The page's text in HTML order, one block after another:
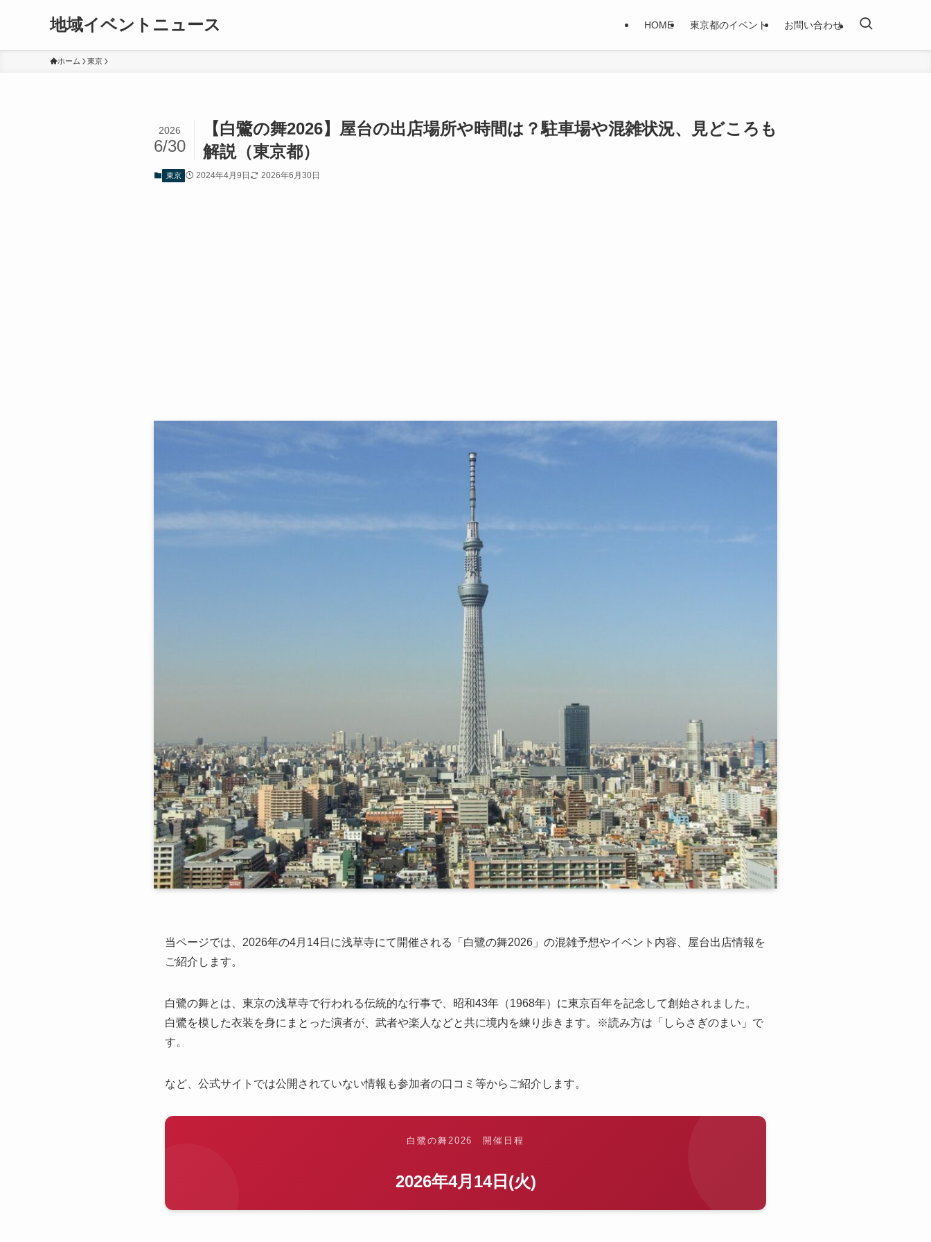
地域イベントニュース HOME 東京都のイベント お問い合わせ
ホーム 東京
【白鷺の舞2026】屋台の出店場所や時間は？駐車場や混雑状況、見どころも
解説（東京都）
2026
6/30
東京 2024年4月9日 2026年6月30日
当ページでは、2026年の4月14日に浅草寺にて開催される「白鷺の舞2026」の混雑予想やイベント内容、屋台出店情報を
ご紹介します。
白鷺の舞とは、東京の浅草寺で行われる伝統的な行事で、昭和43年（1968年）に東京百年を記念して創始されました。
白鷺を模した衣装を身にまとった演者が、武者や楽人などと共に境内を練り歩きます。※読み方は「しらさぎのまい」で
す。
など、公式サイトでは公開されていない情報も参加者の口コミ等からご紹介します。
白鷺の舞2026 開催日程
2026年4月14日(火)